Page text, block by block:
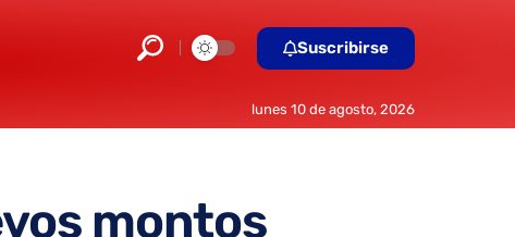
Suscribirse
lunes 10 de agosto, 2026
montos